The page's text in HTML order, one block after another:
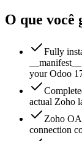
O que você
Fully
your Odoo
actual Zoho
Zoho
connection